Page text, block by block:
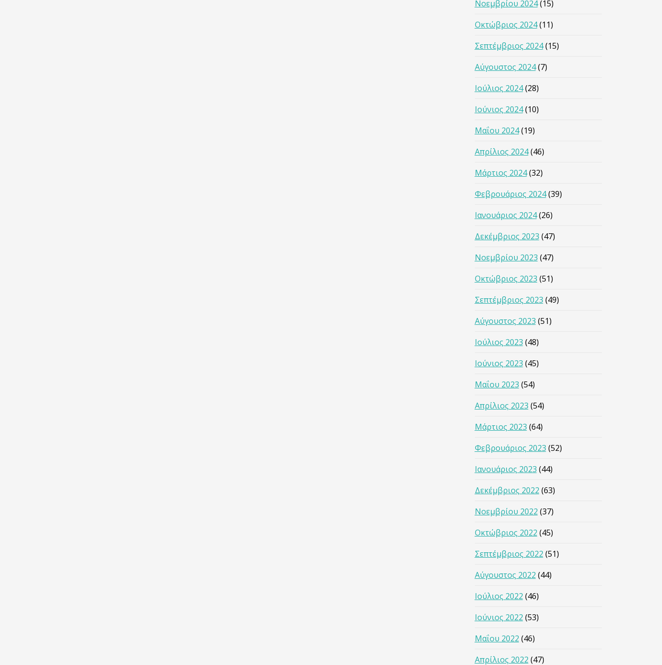
Νοεμβρίου 2024(15)
Οκτώβριος 2024(11)
Σεπτέμβριος 2024(15)
Αύγουστος 2024(7)
Ιούλιος 2024(28)
Ιούνιος 2024(10)
Μαΐου 2024(19)
Απρίλιος 2024(46)
Μάρτιος 2024(32)
Φεβρουάριος 2024(39)
Ιανουάριος 2024(26)
Δεκέμβριος 2023 (47)
Νοεμβρίου 2023 (47)
Οκτώβριος 2023 (51)
Σεπτέμβριος 2023 (49)
Αύγουστος 2023 (51)
Ιούλιος 2023 (48)
Ιούνιος 2023 (45)
Μαΐου 2023 (54)
Απρίλιος 2023 (54)
Μάρτιος 2023 (64)
Φεβρουάριος 2023 (52)
Ιανουάριος 2023 (44)
Δεκέμβριος 2022 (63)
Νοεμβρίου 2022 (37)
Οκτώβριος 2022 (45)
Σεπτέμβριος 2022 (51)
Αύγουστος 2022 (44)
Ιούλιος 2022 (46)
Ιούνιος 2022 (53)
Μαΐου 2022 (46)
Απρίλιος 2022 (47)